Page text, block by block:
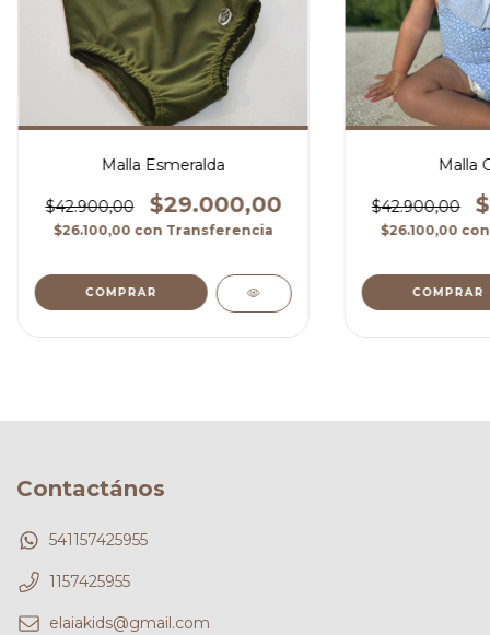
Malla Esmeralda
$42.900,00 $29.000,00
$26.100,00 con Transferencia
COMPRAR
Malla
$42.900,00
$26.100,00 con
COMPRAR
Contactános
541157425955
1157425955
elaiakids@gmail.com